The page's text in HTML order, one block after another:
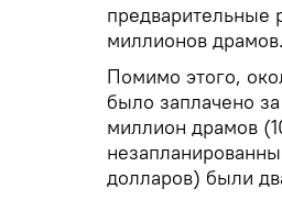
миллионов драмов.
Помимо этого,
было заплачено
миллион драмов
долларов) были